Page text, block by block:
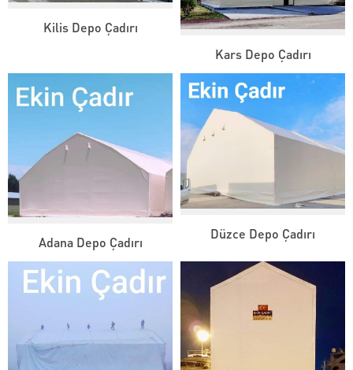
Kilis Depo Çadırı
Kars Depo Çadırı
Adana Depo Çadırı
Düzce Depo Çadırı
Ekin Çadır